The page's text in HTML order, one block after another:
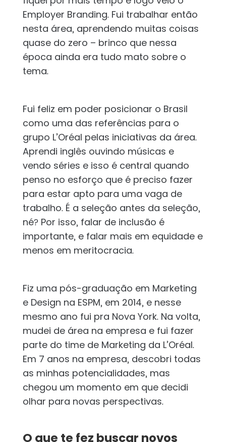
Employer Branding. Fui trabalhar então
nesta área, aprendendo muitas coisas
quase do zero – brinco que nessa
época ainda era tudo mato sobre o
tema.
Fui feliz em poder posicionar o Brasil
como uma das referências para o
grupo L’Oréal pelas iniciativas da área.
Aprendi inglês ouvindo músicas e
vendo séries e isso é central quando
penso no esforço que é preciso fazer
para estar apto para uma vaga de
trabalho. É a seleção antes da seleção,
né? Por isso, falar de inclusão é
importante, e falar mais em equidade e
menos em meritocracia.
Fiz uma pós-graduação em Marketing
e Design na ESPM, em 2014, e nesse
mesmo ano fui pra Nova York. Na volta,
mudei de área na empresa e fui fazer
parte do time de Marketing da L’Oréal.
Em 7 anos na empresa, descobri todas
as minhas potencialidades, mas
chegou um momento em que decidi
olhar para novas perspectivas.
O que te fez buscar novos